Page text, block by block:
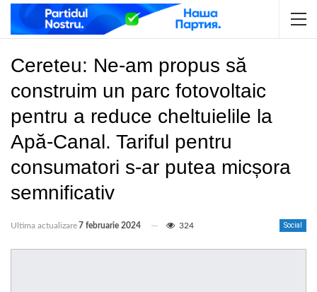
Cereteu: Ne-am propus să
construim un parc fotovoltaic
pentru a reduce cheltuielile la
Apă-Canal. Tariful pentru
consumatori s-ar putea micșora
semnificativ
Social
Ultima actualizare 7 februarie 2024 324